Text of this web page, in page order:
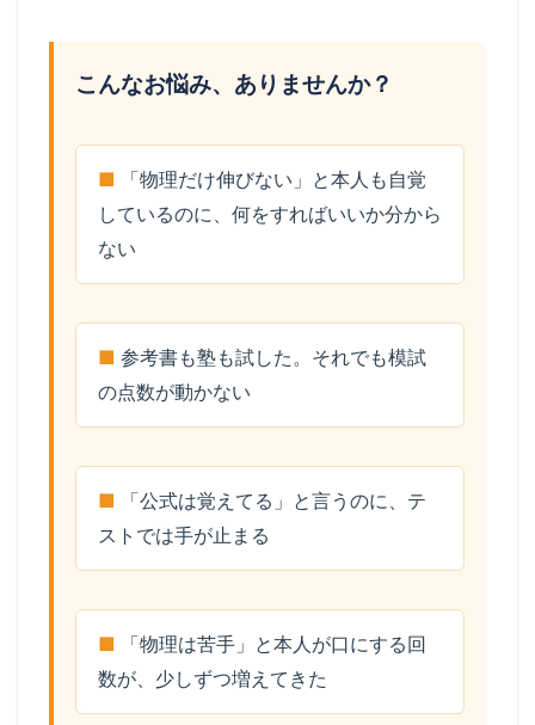
こんなお悩み、ありませんか？
「物理だけ伸びない」と本人も自覚
しているのに、何をすればいいか分から
ない
参考書も塾も試した。それでも模試
の点数が動かない
「公式は覚えてる」と言うのに、テ
ストでは手が止まる
「物理は苦手」と本人が口にする回
数が、少しずつ増えてきた